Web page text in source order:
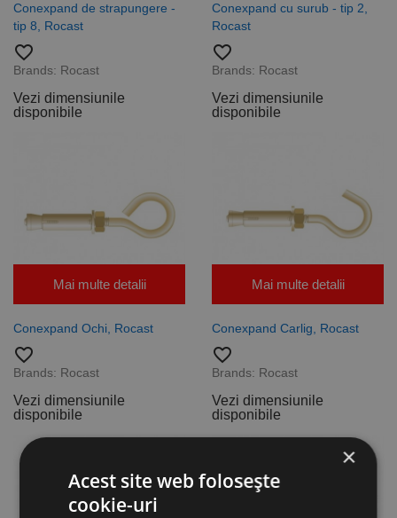
Conexpand de strapungere -
tip 8, Rocast
favorite_border
Brands: Rocast
Vezi dimensiunile
disponibile
Conexpand cu surub - tip 2,
Rocast
favorite_border
Brands: Rocast
Vezi dimensiunile
disponibile
Mai multe detalii
Conexpand Ochi, Rocast
favorite_border
Brands: Rocast
Vezi dimensiunile
disponibile
Mai multe detalii
Conexpand Carlig, Rocast
favorite_border
Brands: Rocast
Vezi dimensiunile
disponibile
×
Acest site web folosește
cookie-uri